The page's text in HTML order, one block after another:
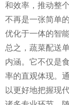
和效率，推动整
不再是一张简单
优化于一体的智能
总之，蔬菜配送
内涵。它不仅是
率的直观体现。
以更好地把握现